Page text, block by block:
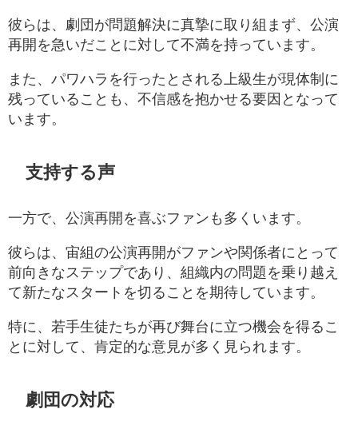
彼らは、劇団が問題解決に真摯に取り組まず、公演
再開を急いだことに対して不満を持っています。
また、パワハラを行ったとされる上級生が現体制に
残っていることも、不信感を抱かせる要因となって
います。
支持する声
一方で、公演再開を喜ぶファンも多くいます。
彼らは、宙組の公演再開がファンや関係者にとって
前向きなステップであり、組織内の問題を乗り越え
て新たなスタートを切ることを期待しています。
特に、若手生徒たちが再び舞台に立つ機会を得るこ
とに対して、肯定的な意見が多く見られます。
劇団の対応